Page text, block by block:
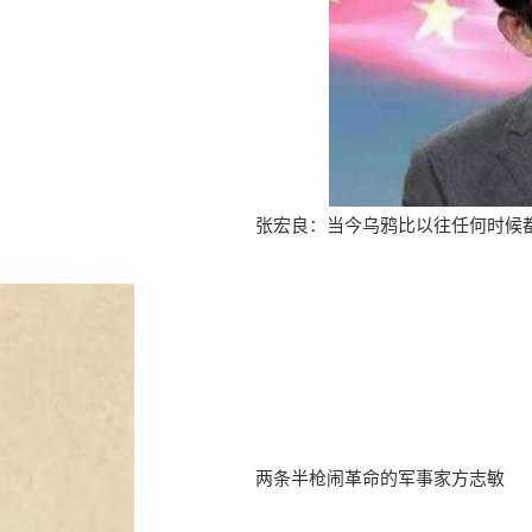
张宏良：当今乌鸦比以往任何时候
两条半枪闹革命的军事家方志敏